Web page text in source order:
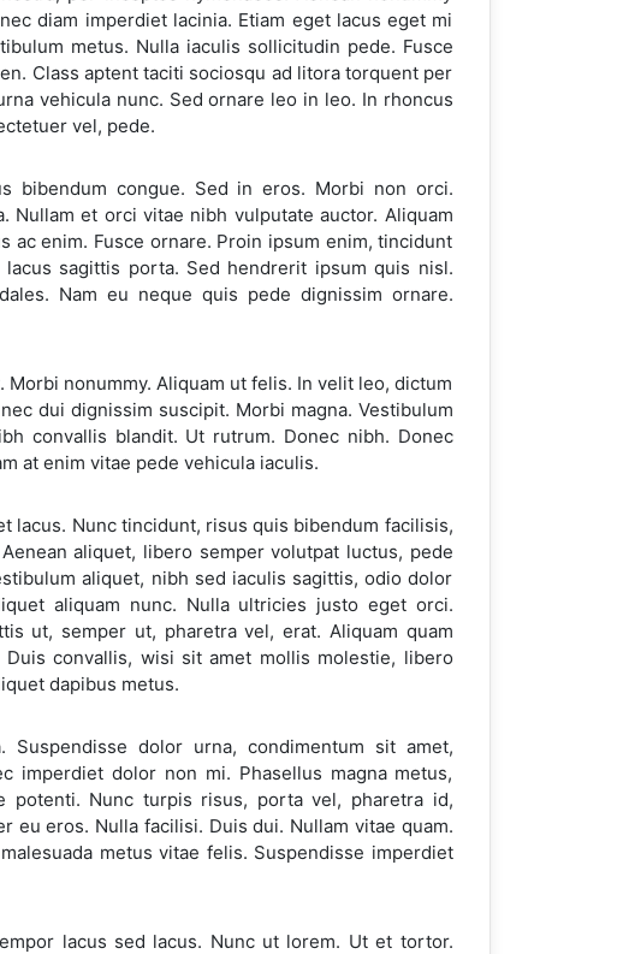
diam imperdiet lacinia. Etiam eget lacus eget mi
metus. Nulla iaculis sollicitudin pede. Fusce
Class aptent taciti sociosqu ad litora torquent per
vehicula nunc. Sed ornare leo in leo. In rhoncus
vel, pede.
bibendum congue. Sed in eros. Morbi non orci.
et orci vitae nibh vulputate auctor. Aliquam
enim. Fusce ornare. Proin ipsum enim, tincidunt
sagittis porta. Sed hendrerit ipsum quis nisl.
Nam eu neque quis pede dignissim ornare.
nonummy. Aliquam ut felis. In velit leo, dictum
dui dignissim suscipit. Morbi magna. Vestibulum
convallis blandit. Ut rutrum. Donec nibh. Donec
at enim vitae pede vehicula iaculis.
lacus. Nunc tincidunt, risus quis bibendum facilisis,
aliquet, libero semper volutpat luctus, pede
aliquet, nibh sed iaculis sagittis, odio dolor
aliquam nunc. Nulla ultricies justo eget orci.
ut, semper ut, pharetra vel, erat. Aliquam quam
convallis, wisi sit amet mollis molestie, libero
dapibus metus.
Suspendisse dolor urna, condimentum sit amet,
imperdiet dolor non mi. Phasellus magna metus,
potenti. Nunc turpis risus, porta vel, pharetra id,
eu eros. Nulla facilisi. Duis dui. Nullam vitae quam.
metus vitae felis. Suspendisse imperdiet
lacus sed lacus. Nunc ut lorem. Ut et tortor.